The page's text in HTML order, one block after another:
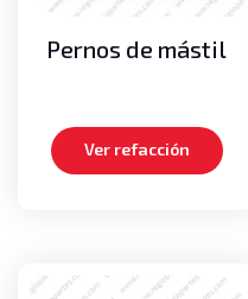
Transmisión
Kits de empaques
Transmisiones completas
Pernos de mástil
Ver refacción